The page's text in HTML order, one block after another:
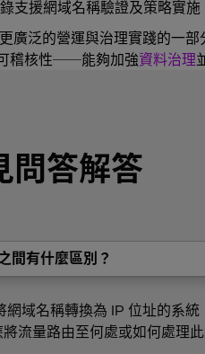
支援網域名稱驗證及策略實施
廣泛的營運與治理實踐的一
稽核性──能夠加強資料治理
問答解答
間有什麼區別？
網域名稱轉換為 IP 位址的系
流量路由至何處或如何處理此